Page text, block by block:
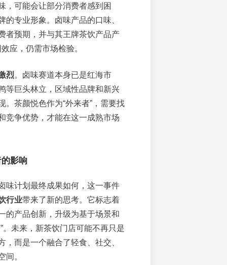
，可能会让部分消费者感到困
的专业形象。卤味产品的口味、
者预期，并与其王牌茶饮产品产
应，仍需市场检验。
烈。卤味赛道本身已是红海市
等巨头林立，区域性品牌和新兴
。茶颜悦色作为“外来者”，需要找
竞争优势，才能在这一成熟市场
影响
味计划最终成果如何，这一事件
行业带来了新的思考。它标志着
的产品创新，升级为基于场景和
。未来，新茶饮门店可能不再只是
，而是一个融合了轻食、社交、
间。